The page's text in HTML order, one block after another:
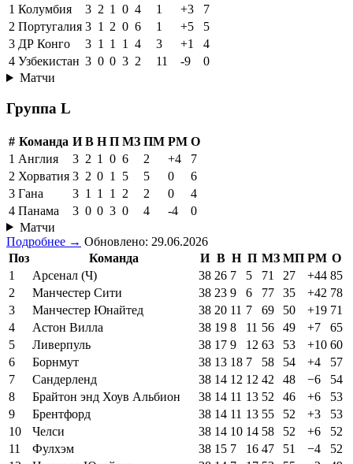
1 Колумбия 3 2 1 0 4 1 +3
7
2 Португалия 3 1 2 0 6 1 +5
5
3 ДР Конго 3 1 1 1 4 3 +1
4
4 Узбекистан 3 0 0 3 2 11 -9
0
Матчи
Группа L
# Команда И В Н П МЗ ПМ РМ О
1 Англия 3 2 1 0 6 2 +4
7
2 Хорватия 3 2 0 1 5 5 0
6
3 Гана 3 1 1 1 2 2 0
4
4 Панама 3 0 0 3 0 4 -4
0
Матчи
Подробнее → Обновлено: 29.06.2026
Поз
Команда И В Н П МЗ МП РМ О
1
Арсенал (Ч) 38 26 7 5 71 27 +44 85
2
Манчестер Сити 38 23 9 6 77 35 +42 78
3
Манчестер Юнайтед 38 20 11 7 69 50 +19 71
4
Астон Вилла 38 19 8 11 56 49 +7
65
5
Ливерпуль 38 17 9 12 63 53 +10 60
6
Борнмут 38 13 18 7 58 54 +4
57
7
Сандерленд 38 14 12 12 42 48 −6
54
8
Брайтон энд Хоув Альбион 38 14 11 13 52 46 +6
53
9
Брентфорд 38 14 11 13 55 52 +3
53
10
Челси 38 14 10 14 58 52 +6
52
11
Фулхэм 38 15 7 16 47 51 −4
52